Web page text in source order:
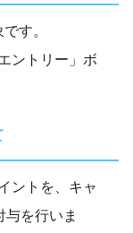
す。
ントリー」ボ
ントを、キャ
を行いま